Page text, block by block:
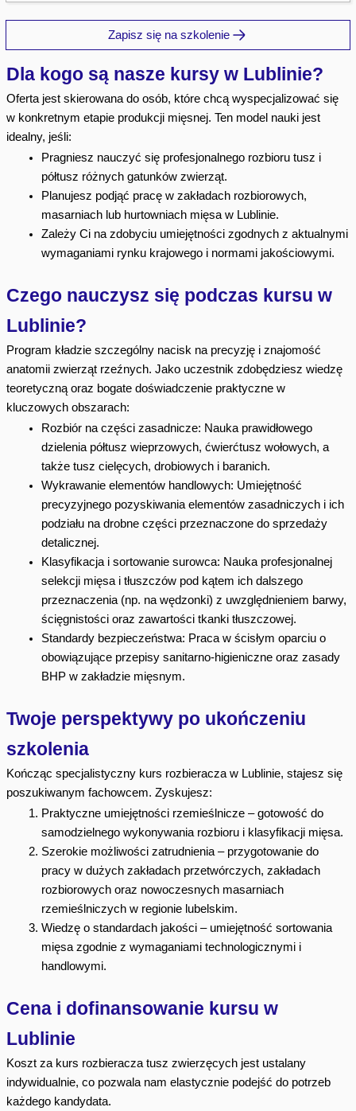
Zapisz się na szkolenie
Dla kogo są nasze kursy w Lublinie?
Oferta jest skierowana do osób, które chcą wyspecjalizować się
w konkretnym etapie produkcji mięsnej. Ten model nauki jest
idealny, jeśli:
Pragniesz nauczyć się profesjonalnego rozbioru tusz i
półtusz różnych gatunków zwierząt.
Planujesz podjąć pracę w zakładach rozbiorowych,
masarniach lub hurtowniach mięsa w Lublinie.
Zależy Ci na zdobyciu umiejętności zgodnych z aktualnymi
wymaganiami rynku krajowego i normami jakościowymi.
Czego nauczysz się podczas kursu w
Lublinie?
Program kładzie szczególny nacisk na precyzję i znajomość
anatomii zwierząt rzeźnych. Jako uczestnik zdobędziesz wiedzę
teoretyczną oraz bogate doświadczenie praktyczne w
kluczowych obszarach:
Rozbiór na części zasadnicze: Nauka prawidłowego
dzielenia półtusz wieprzowych, ćwierćtusz wołowych, a
także tusz cielęcych, drobiowych i baranich.
Wykrawanie elementów handlowych: Umiejętność
precyzyjnego pozyskiwania elementów zasadniczych i ich
podziału na drobne części przeznaczone do sprzedaży
detalicznej.
Klasyfikacja i sortowanie surowca: Nauka profesjonalnej
selekcji mięsa i tłuszczów pod kątem ich dalszego
przeznaczenia (np. na wędzonki) z uwzględnieniem barwy,
ścięgnistości oraz zawartości tkanki tłuszczowej.
Standardy bezpieczeństwa: Praca w ścisłym oparciu o
obowiązujące przepisy sanitarno-higieniczne oraz zasady
BHP w zakładzie mięsnym.
Twoje perspektywy po ukończeniu
szkolenia
Kończąc specjalistyczny kurs rozbieracza w Lublinie, stajesz się
poszukiwanym fachowcem. Zyskujesz:
Praktyczne umiejętności rzemieślnicze– gotowość do
samodzielnego wykonywania rozbioru i klasyfikacji mięsa.
Szerokie możliwości zatrudnienia– przygotowanie do
pracy w dużych zakładach przetwórczych, zakładach
rozbiorowych oraz nowoczesnych masarniach
rzemieślniczych w regionie lubelskim.
Wiedzę o standardach jakości– umiejętność sortowania
mięsa zgodnie z wymaganiami technologicznymi i
handlowymi.
Cena i dofinansowanie kursu w
Lublinie
Koszt za kurs rozbieracza tusz zwierzęcych jest ustalany
indywidualnie, co pozwala nam elastycznie podejść do potrzeb
każdego kandydata.